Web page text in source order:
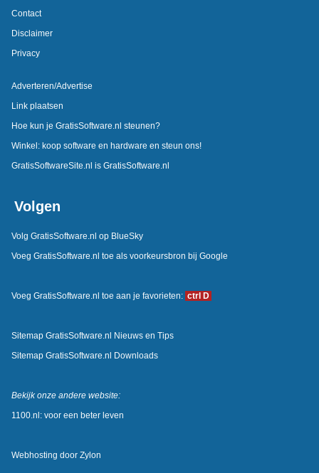
Contact
Disclaimer
Privacy
Adverteren/Advertise
Link plaatsen
Hoe kun je GratisSoftware.nl steunen?
Winkel: koop software en hardware en steun ons!
GratisSoftwareSite.nl is GratisSoftware.nl
Volgen
Volg GratisSoftware.nl op BlueSky
Voeg GratisSoftware.nl toe als voorkeursbron bij Google
Voeg GratisSoftware.nl toe aan je favorieten: ctrl D
Sitemap GratisSoftware.nl Nieuws en Tips
Sitemap GratisSoftware.nl Downloads
Bekijk onze andere website:
1100.nl: voor een beter leven
Webhosting door Zylon